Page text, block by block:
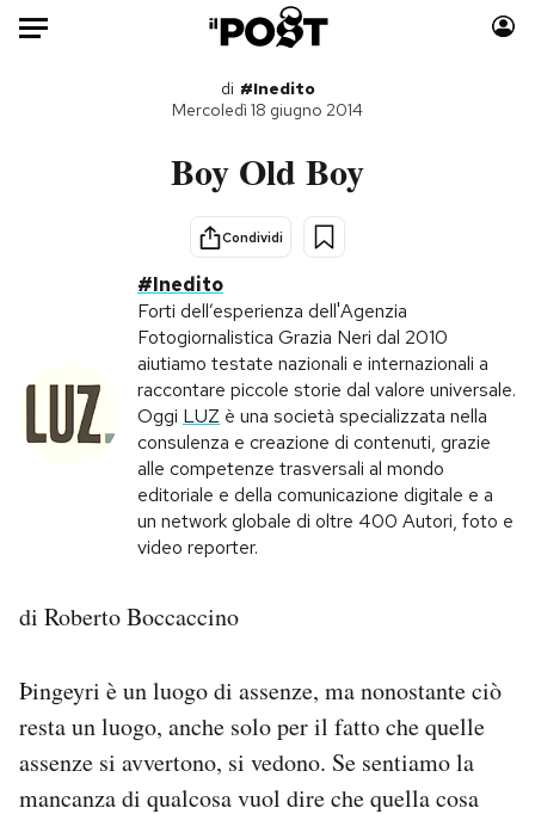
Auto
Tecnologia
Cultura
Economia
Libri
Storie/Idee
Ok Boomer!
Media
Europa
Altrecose
Mondiali calcio 2026
I MIEI PREFERITI
di #Inedito
Mercoledì 18 giugno 2014
Boy Old Boy
Condividi
#Inedito
Forti dell’esperienza dell'Agenzia
Fotogiornalistica Grazia Neri dal 2010
aiutiamo testate nazionali e internazionali a
raccontare piccole storie dal valore universale.
Oggi LUZ è una società specializzata nella
consulenza e creazione di contenuti, grazie
alle competenze trasversali al mondo
editoriale e della comunicazione digitale e a
un network globale di oltre 400 Autori, foto e
video reporter.
di Roberto Boccaccino
Þingeyri è un luogo di assenze, ma nonostante ciò
resta un luogo, anche solo per il fatto che quelle
assenze si avvertono, si vedono. Se sentiamo la
mancanza di qualcosa vuol dire che quella cosa